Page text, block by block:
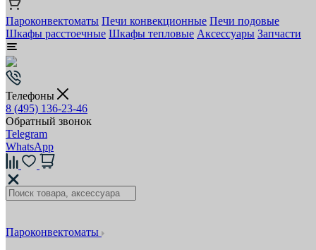
Пароконвектоматы Печи конвекционные Печи подовые
Шкафы расстоечные Шкафы тепловые Аксессуары Запчасти
Телефоны
8 (495) 136-23-46
Обратный звонок
Telegram
WhatsApp
Пароконвектоматы